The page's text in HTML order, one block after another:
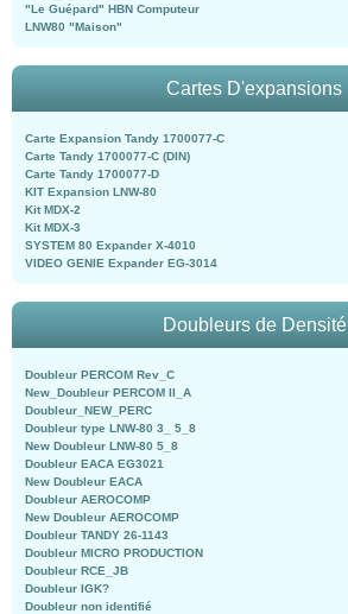
"Le Guépard" HBN Computeur
LNW80 "Maison"
Cartes D'expansions
Carte Expansion Tandy 1700077-C
Carte Tandy 1700077-C (DIN)
Carte Tandy 1700077-D
KIT Expansion LNW-80
Kit MDX-2
Kit MDX-3
SYSTEM 80 Expander X-4010
VIDEO GENIE Expander EG-3014
Doubleurs de Densité
Doubleur PERCOM Rev_C
New_Doubleur PERCOM II_A
Doubleur_NEW_PERC
Doubleur type LNW-80 3_ 5_8
New Doubleur LNW-80 5_8
Doubleur EACA EG3021
New Doubleur EACA
Doubleur AEROCOMP
New Doubleur AEROCOMP
Doubleur TANDY 26-1143
Doubleur MICRO PRODUCTION
Doubleur RCE_JB
Doubleur IGK?
Doubleur non identifié